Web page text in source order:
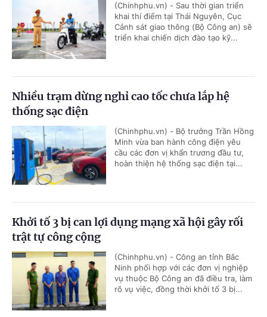
(Chinhphu.vn) - Sau thời gian triển
khai thí điểm tại Thái Nguyên, Cục
Cảnh sát giao thông (Bộ Công an) sẽ
triển khai chiến dịch đào tạo kỹ...
Nhiều trạm dừng nghỉ cao tốc chưa lắp hệ
thống sạc điện
(Chinhphu.vn) - Bộ trưởng Trần Hồng
Minh vừa ban hành công điện yêu
cầu các đơn vị khẩn trương đầu tư,
hoàn thiện hệ thống sạc điện tại...
Khởi tố 3 bị can lợi dụng mạng xã hội gây rối
trật tự công cộng
(Chinhphu.vn) - Công an tỉnh Bắc
Ninh phối hợp với các đơn vị nghiệp
vụ thuộc Bộ Công an đã điều tra, làm
rõ vụ việc, đồng thời khởi tố 3 bị...